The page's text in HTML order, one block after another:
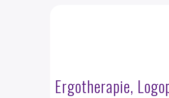
Ergotherapie,